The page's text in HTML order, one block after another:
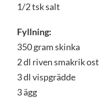
1/2 tsk salt
Fyllning:
350 gram skinka
2 dl riven smakrik ost
3 dl vispgrädde
3 ägg